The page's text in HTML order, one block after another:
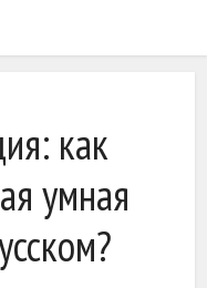
как
умная